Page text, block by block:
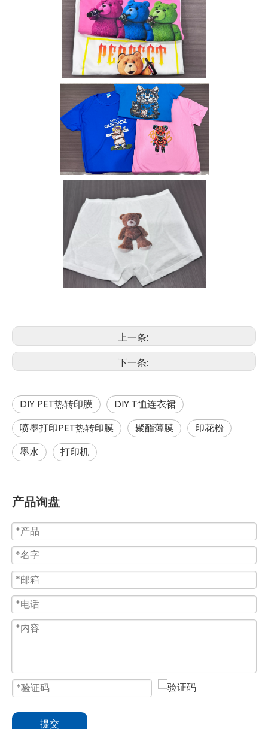
上一条:
下一条:
DIY PET热转印膜
DIY T恤连衣裙
喷墨打印PET热转印膜
聚酯薄膜
印花粉
墨水
打印机
产品询盘
提交